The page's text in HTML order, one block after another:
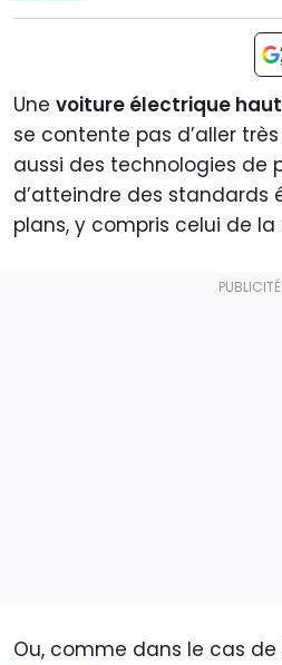
Une voiture électrique
se contente pas d’aller
aussi des technologies de
d’atteindre des standards
plans, y compris celui de la
Ou, comme dans le cas de